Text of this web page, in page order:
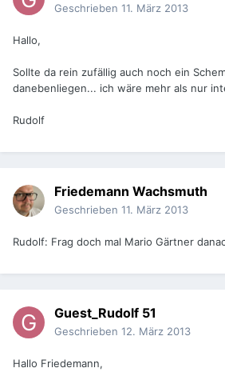
Geschrieben 11. März 2013
Hallo,
Sollte da rein zufällig auch noch ein
danebenliegen... ich wäre mehr als nur
Rudolf
Friedemann Wachsmuth
Geschrieben 11. März 2013
Rudolf: Frag doch mal Mario Gärtner
Guest_Rudolf 51
Geschrieben 12. März 2013
Hallo Friedemann,